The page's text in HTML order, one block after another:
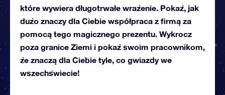
które wywiera długotrwałe wrażenie. Pokaż, jak
dużo znaczy dla Ciebie współpraca z firmą za
pomocą tego magicznego prezentu. Wykrocz
poza granice Ziemi i pokaż swoim pracownikom,
że znaczą dla Ciebie tyle, co gwiazdy we
wszechświecie!